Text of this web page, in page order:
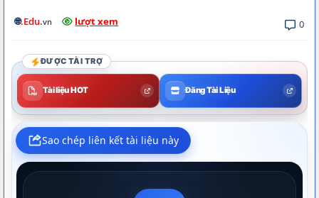
🌐.Edu.vn lượt xem 0
ĐƯỢC TÀI TRỢ
Tài liệu HOT Đăng Tài Liệu